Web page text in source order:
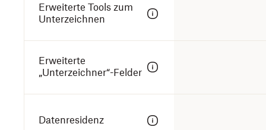
Erweiterte Tools zum
Unterzeichnen
Erweiterte
„Unterzeichner“-Felder
Datenresidenz